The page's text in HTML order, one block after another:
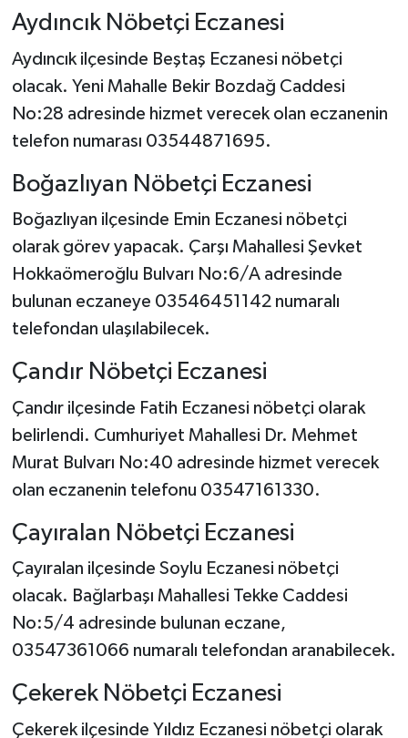
Aydıncık Nöbetçi Eczanesi
Aydıncık ilçesinde Beştaş Eczanesi nöbetçi
olacak. Yeni Mahalle Bekir Bozdağ Caddesi
No:28 adresinde hizmet verecek olan eczanenin
telefon numarası 03544871695.
Boğazlıyan Nöbetçi Eczanesi
Boğazlıyan ilçesinde Emin Eczanesi nöbetçi
olarak görev yapacak. Çarşı Mahallesi Şevket
Hokkaömeroğlu Bulvarı No:6/A adresinde
bulunan eczaneye 03546451142 numaralı
telefondan ulaşılabilecek.
Çandır Nöbetçi Eczanesi
Çandır ilçesinde Fatih Eczanesi nöbetçi olarak
belirlendi. Cumhuriyet Mahallesi Dr. Mehmet
Murat Bulvarı No:40 adresinde hizmet verecek
olan eczanenin telefonu 03547161330.
Çayıralan Nöbetçi Eczanesi
Çayıralan ilçesinde Soylu Eczanesi nöbetçi
olacak. Bağlarbaşı Mahallesi Tekke Caddesi
No:5/4 adresinde bulunan eczane,
03547361066 numaralı telefondan aranabilecek.
Çekerek Nöbetçi Eczanesi
Çekerek ilçesinde Yıldız Eczanesi nöbetçi olarak